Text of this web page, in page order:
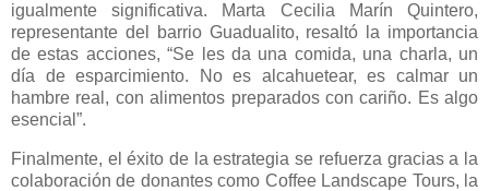
igualmente significativa. Marta Cecilia Marín Quintero,
representante del barrio Guadualito, resaltó la importancia
de estas acciones, “Se les da una comida, una charla, un
día de esparcimiento. No es alcahuetear, es calmar un
hambre real, con alimentos preparados con cariño. Es algo
esencial”.
Finalmente, el éxito de la estrategia se refuerza gracias a la
colaboración de donantes como Coffee Landscape Tours, la